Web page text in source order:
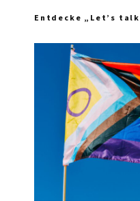
Entdecke „Let’s